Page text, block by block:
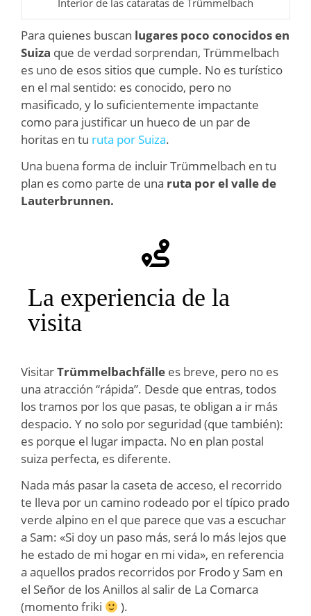
Interior de las cataratas de Trümmelbach
Para quienes buscan lugares poco conocidos en
Suiza que de verdad sorprendan, Trümmelbach
es uno de esos sitios que cumple. No es turístico
en el mal sentido: es conocido, pero no
masificado, y lo suficientemente impactante
como para justificar un hueco de un par de
horitas en tu ruta por Suiza.
Una buena forma de incluir Trümmelbach en tu
plan es como parte de una ruta por el valle de
Lauterbrunnen.
La experiencia de la
visita
VisitarTrümmelbachfälle es breve, pero no es
una atracción “rápida”. Desde que entras, todos
los tramos por los que pasas, te obligan a ir más
despacio. Y no solo por seguridad (que también):
es porque el lugar impacta. No en plan postal
suiza perfecta, es diferente.
Nada más pasar la caseta de acceso, el recorrido
te lleva por un camino rodeado por el típico prado
verde alpino en el que parece que vas a escuchar
a Sam: «Si doy un paso más, será lo más lejos que
he estado de mi hogar en mi vida», en referencia
a aquellos prados recorridos por Frodo y Sam en
el Señor de los Anillos al salir de La Comarca
(momento friki
).